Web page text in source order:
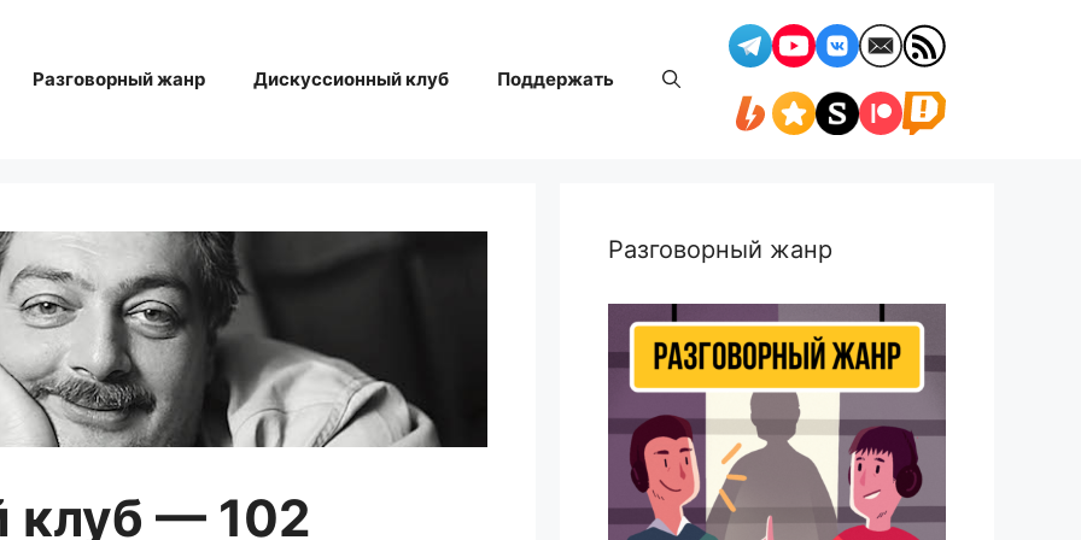
Разговорный жанр Дискуссионный клуб Поддержать
клуб — 102
Разговорный жанр